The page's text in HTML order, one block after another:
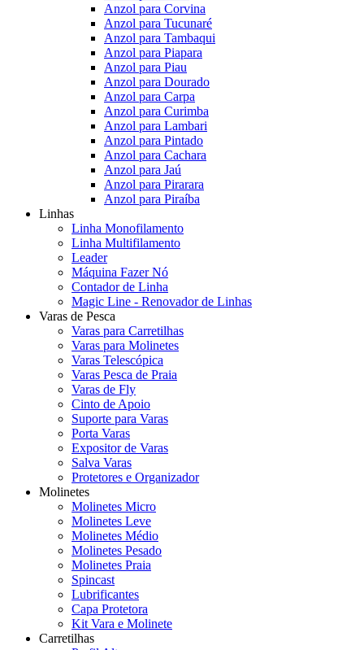
Anzol para Corvina
Anzol para Tucunaré
Anzol para Tambaqui
Anzol para Piapara
Anzol para Piau
Anzol para Dourado
Anzol para Carpa
Anzol para Curimba
Anzol para Lambari
Anzol para Pintado
Anzol para Cachara
Anzol para Jaú
Anzol para Pirarara
Anzol para Piraíba
Linhas
Linha Monofilamento
Linha Multifilamento
Leader
Máquina Fazer Nó
Contador de Linha
Magic Line - Renovador de Linhas
Varas de Pesca
Varas para Carretilhas
Varas para Molinetes
Varas Telescópica
Varas Pesca de Praia
Varas de Fly
Cinto de Apoio
Suporte para Varas
Porta Varas
Expositor de Varas
Salva Varas
Protetores e Organizador
Molinetes
Molinetes Micro
Molinetes Leve
Molinetes Médio
Molinetes Pesado
Molinetes Praia
Spincast
Lubrificantes
Capa Protetora
Kit Vara e Molinete
Carretilhas